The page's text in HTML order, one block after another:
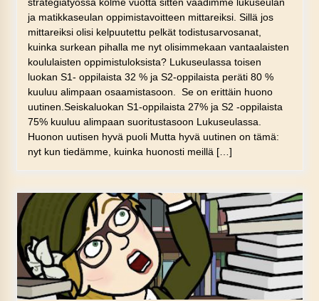
ja matikkaseulan oppimistavoitteen mittareiksi. Sillä jos
mittareiksi olisi kelpuutettu pelkät todistusarvosanat,
kuinka surkean pihalla me nyt olisimmekaan vantaalaisten
koululaisten oppimistuloksista? Lukuseulassa toisen
luokan S1- oppilaista 32 % ja S2-oppilaista peräti 80 %
kuuluu alimpaan osaamistasoon. Se on erittäin huono
uutinen.Seiskaluokan S1-oppilaista 27% ja S2 -oppilaista
75% kuuluu alimpaan suoritustasoon Lukuseulassa.
Huonon uutisen hyvä puoli Mutta hyvä uutinen on tämä:
nyt kun tiedämme, kuinka huonosti meillä […]